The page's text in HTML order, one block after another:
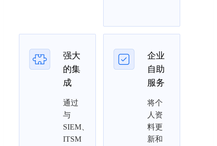
强大
的集
成
通过
与
SIEM、
ITSM
企业
自助
服务
将个
人资
料更
新和